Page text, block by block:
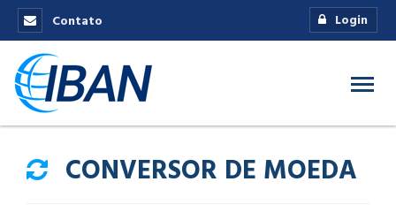
Contato Login
CONVERSOR DE MOEDA